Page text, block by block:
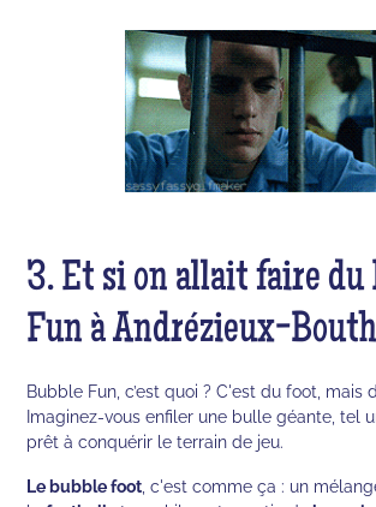
3. Et si on allait faire du
Fun à Andrézieux-
Bubble Fun, c’est quoi ? C'est du foot, mais
Imaginez-vous enfiler une bulle géante, tel
prêt à conquérir le terrain de jeu.
Le bubble foot , c'est comme ça : un